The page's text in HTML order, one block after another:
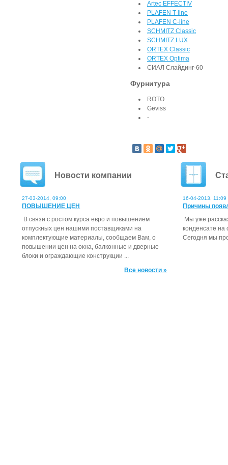
Artec EFFECTIV
PLAFEN T-line
PLAFEN C-line
SCHMITZ Classic
SCHMITZ LUX
ORTEX Classic
ORTEX Optima
СИАЛ Слайдинг-60
Фурнитура
ROTO
Geviss
-
Новости компании
27-03-2014, 09:00
ПОВЫШЕНИЕ ЦЕН
В связи с ростом курса евро и повышением
отпускных цен нашими поставщиками на
комплектующие материалы, сообщаем Вам, о
повышении цен на окна, балконные и дверные
блоки и ограждающие конструкции ...
Все новости »
16-04-2013, 11:09
Причины
Мы уже
конденсате на
Сегодня мы